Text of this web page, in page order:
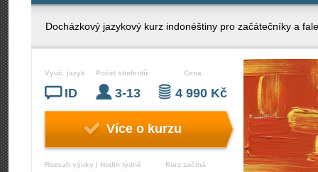
Docházkový jazykový kurz indonéštiny pro začátečníky a
Vyuč. jazyk
ID
Počet studentů
3-13
Cena
4 990 Kč
Více o kurzu
Rozsah výuky | Hodin týdně Kurz začíná